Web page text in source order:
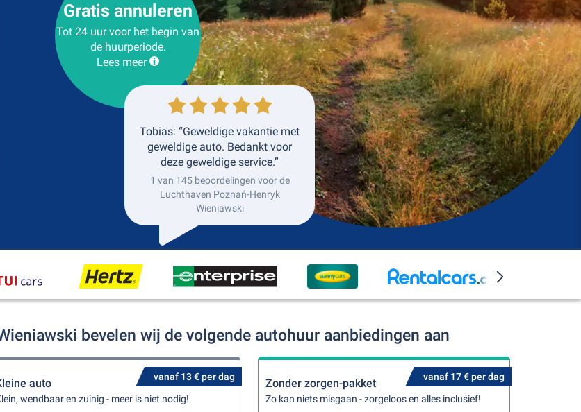
Verhuurlocatie
Plaats voor teruggave
Inleveren
Gratis annuleren
Tot 24 uur voor het begin van
de huurperiode.
Lees meer
Tobias: “Geweldige vakantie met
geweldige auto. Bedankt voor
deze geweldige service.”
1 van 145 beoordelingen voor de
Luchthaven Poznań-Henryk
Wieniawski
bevelen wij de volgende autohuur aanbiedingen aan
vanaf 13 € per dag
auto
wendbaar en zuinig - meer is niet nodig!
vanaf 17 € per dag
Zonder zorgen-pakket
Zo kan niets misgaan - zorgeloos en alles inclusief!